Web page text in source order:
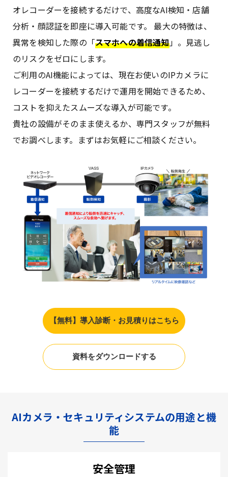
オレコーダーを接続するだけで、高度なAI検知・店舗
分析・顔認証を即座に導入可能です。 最大の特徴は、
異常を検知した際の「スマホへの着信通知」。見逃し
のリスクをゼロにします。
ご利用のAI機能によっては、現在お使いのIPカメラに
レコーダーを接続するだけで運用を開始できるため、
コストを抑えたスムーズな導入が可能です。
貴社の設備がそのまま使えるか、専門スタッフが無料
でお調べします。まずはお気軽にご相談ください。
【無料】導入診断・お見積りはこちら
資料をダウンロードする
AIカメラ・セキュリティシステムの用途と機
能
安全管理